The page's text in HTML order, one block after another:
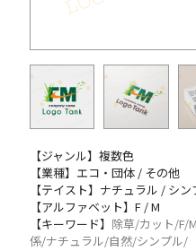
【ジャンル】複数色
【業種】エコ・団体 / その他
【テイスト】ナチュラル / シン
【アルファベット】F / M
【キーワード】 除草/カット/F/
係/ナチュラル/自然/シンプル/